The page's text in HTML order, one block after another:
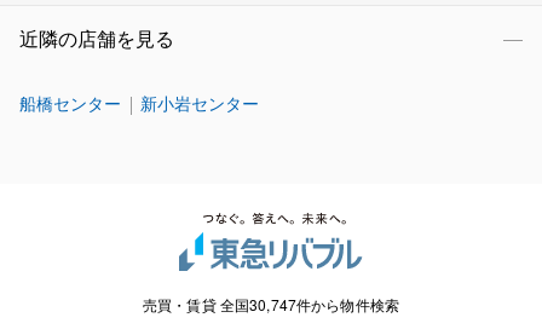
近隣の店舗を見る
船橋センター 新小岩センター
売買・賃貸 全国30,747件から物件検索